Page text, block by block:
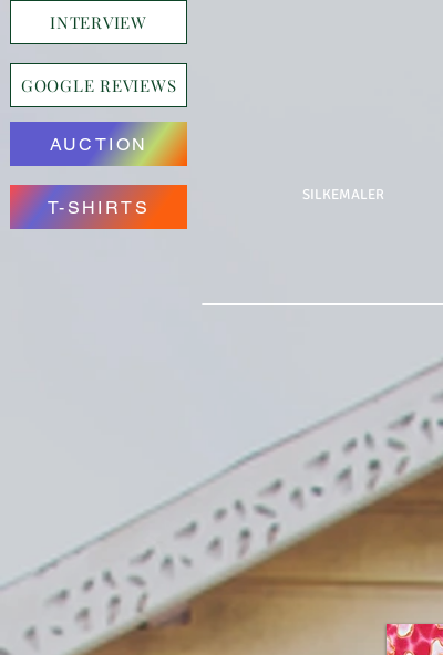
INTERVIEW
GOOGLE REVIEWS
AUCTION
T-SHIRTS
SILKEMALER